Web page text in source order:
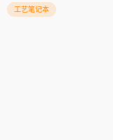
工艺笔记本